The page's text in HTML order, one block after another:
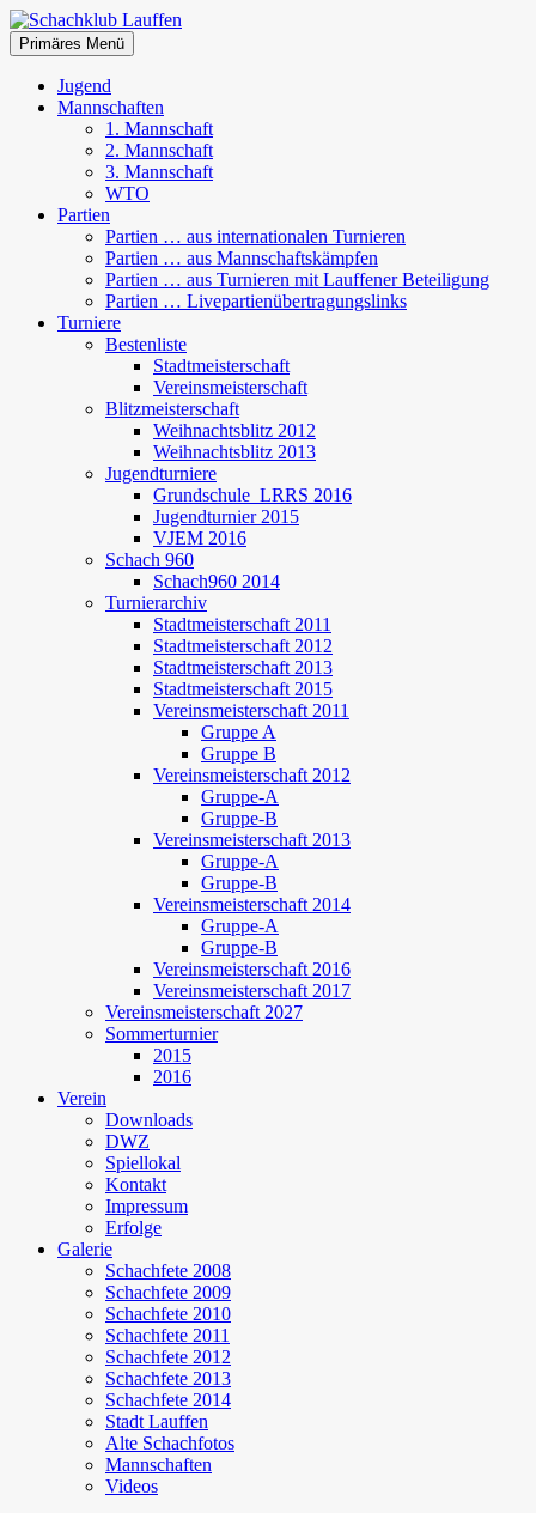
Zum
Inhalt
springen
Schachklub Lauffen
Suchen
Primäres Menü
Jugend
Mannschaften
1. Mannschaft
2. Mannschaft
3. Mannschaft
WTO
Partien
Partien … aus internationalen Turnieren
Partien … aus Mannschaftskämpfen
Partien … aus Turnieren mit Lauffener Beteiligung
Partien … Livepartienübertragungslinks
Turniere
Bestenliste
Stadtmeisterschaft
Vereinsmeisterschaft
Blitzmeisterschaft
Weihnachtsblitz 2012
Weihnachtsblitz 2013
Jugendturniere
Grundschule_LRRS 2016
Jugendturnier 2015
VJEM 2016
Schach 960
Schach960 2014
Turnierarchiv
Stadtmeisterschaft 2011
Stadtmeisterschaft 2012
Stadtmeisterschaft 2013
Stadtmeisterschaft 2015
Vereinsmeisterschaft 2011
Gruppe A
Gruppe B
Vereinsmeisterschaft 2012
Gruppe-A
Gruppe-B
Vereinsmeisterschaft 2013
Gruppe-A
Gruppe-B
Vereinsmeisterschaft 2014
Gruppe-A
Gruppe-B
Vereinsmeisterschaft 2016
Vereinsmeisterschaft 2017
Vereinsmeisterschaft 2027
Sommerturnier
2015
2016
Verein
Downloads
DWZ
Spiellokal
Kontakt
Impressum
Erfolge
Galerie
Schachfete 2008
Schachfete 2009
Schachfete 2010
Schachfete 2011
Schachfete 2012
Schachfete 2013
Schachfete 2014
Stadt Lauffen
Alte Schachfotos
Mannschaften
Videos